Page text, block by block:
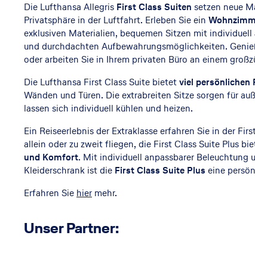
Die Lufthansa Allegris First Class Suiten setzen neue
Privatsphäre in der Luftfahrt. Erleben Sie ein
exklusiven Materialien, bequemen Sitzen mit individuell
und durchdachten Aufbewahrungsmöglichkeiten.
oder arbeiten Sie in Ihrem privaten Büro an einem
Die Lufthansa First Class Suite bietetviel persönlichen
Wänden und Türen. Die extrabreiten Sitze sorgen für
lassen sich individuell kühlen und heizen.
Ein Reiseerlebnis der Extraklasse erfahren Sie in der
allein oder zu zweit fliegen, die First Class Suite Plus
und Komfort. Mit individuell anpassbarer Beleuchtung
Kleiderschrank ist die First Class Suite Plus eine
Erfahren Sie hier mehr.
Unser Partner: